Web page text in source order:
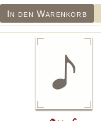
In den Warenkorb